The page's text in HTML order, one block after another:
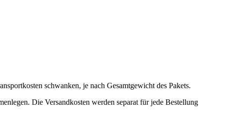
schwanken, je nach Gesamtgewicht des Pakets.
Die Versandkosten werden separat für jede Bestellung